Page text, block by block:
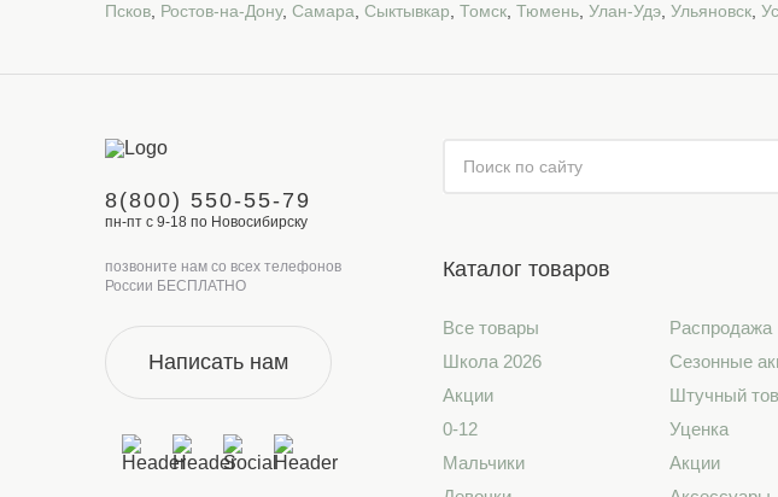
Псков Ростов-на-Дону, Самара Сыктывкар Томск Тюмень Улан-Удэ Ульяновск
8(800) 550-55-79
пн-пт с 9-18 по Новосибирску
позвоните нам со всех телефонов
России БЕСПЛАТНО
Написать нам
Каталог товаров
Все товары
Школа 2026
Акции
0-12
Мальчики
Распродажа
Сезонные
Штучный
Уценка
Акции